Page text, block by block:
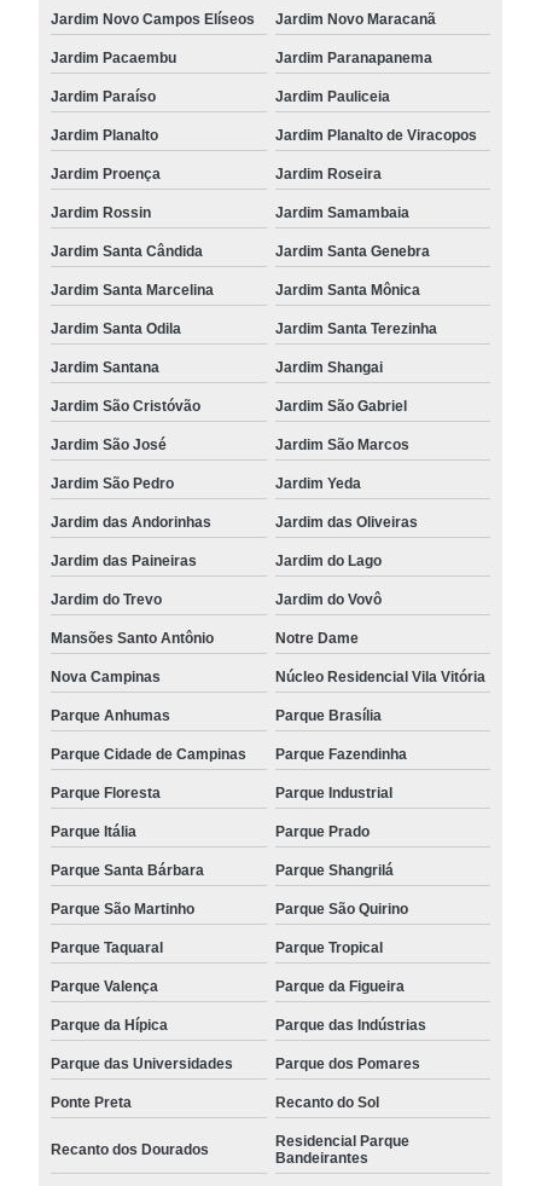
Jardim Novo Campos Elíseos Jardim Novo Maracanã
Jardim Pacaembu Jardim Paranapanema
Jardim Paraíso Jardim Pauliceia
Jardim Planalto Jardim Planalto de Viracopos
Jardim Proença Jardim Roseira
Jardim Rossin Jardim Samambaia
Jardim Santa Cândida Jardim Santa Genebra
Jardim Santa Marcelina Jardim Santa Mônica
Jardim Santa Odila Jardim Santa Terezinha
Jardim Santana Jardim Shangai
Jardim São Cristóvão Jardim São Gabriel
Jardim São José Jardim São Marcos
Jardim São Pedro Jardim Yeda
Jardim das Andorinhas Jardim das Oliveiras
Jardim das Paineiras Jardim do Lago
Jardim do Trevo Jardim do Vovô
Mansões Santo Antônio Notre Dame
Nova Campinas Núcleo Residencial Vila Vitória
Parque Anhumas Parque Brasília
Parque Cidade de Campinas Parque Fazendinha
Parque Floresta Parque Industrial
Parque Itália Parque Prado
Parque Santa Bárbara Parque Shangrilá
Parque São Martinho Parque São Quirino
Parque Taquaral Parque Tropical
Parque Valença Parque da Figueira
Parque da Hípica Parque das Indústrias
Parque das Universidades Parque dos Pomares
Ponte Preta Recanto do Sol
Recanto dos Dourados
Residencial Parque
Bandeirantes